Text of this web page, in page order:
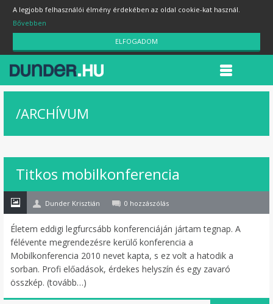
A legjobb felhasználói élmény érdekében az oldal cookie-kat használ.
Bővebben
ELFOGADOM
/ARCHÍVUM
Titkos mobilkonferencia
07
máj
Dunder Krisztián 0 hozzászólás
Életem eddigi legfurcsább konferenciáján jártam tegnap. A
félévente megrendezésre kerülő konferencia a
Mobilkonferencia 2010 nevet kapta, s ez volt a hatodik a
sorban. Profi előadások, érdekes helyszín és egy zavaró
összkép. (tovább…)